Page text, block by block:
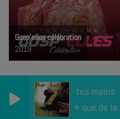
Dans tes mains
Bien + que de la
Gosp'elles célébration
2019
+ D'ARTISTES